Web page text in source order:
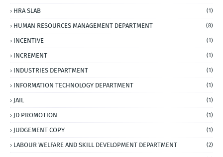
HRA SLAB (1)
HUMAN RESOURCES MANAGEMENT DEPARTMENT (8)
INCENTIVE (1)
INCREMENT (1)
INDUSTRIES DEPARTMENT (1)
INFORMATION TECHNOLOGY DEPARTMENT (1)
JAIL (1)
JD PROMOTION (1)
JUDGEMENT COPY (1)
LABOUR WELFARE AND SKILL DEVELOPMENT DEPARTMENT (2)